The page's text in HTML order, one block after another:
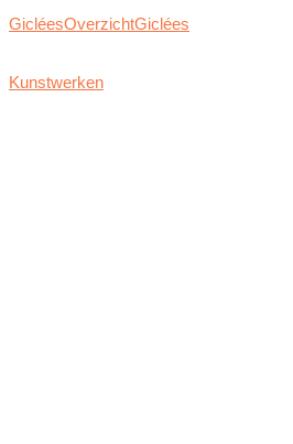
GicléesOverzichtGiclées
Kunstwerken